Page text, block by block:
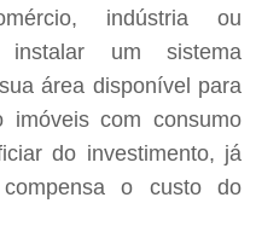
indústria ou
um sistema
área disponível para
imóveis com consumo
do investimento, já
o custo do